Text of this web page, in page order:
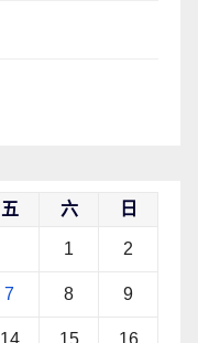
五 六 日
1 2
7 8 9